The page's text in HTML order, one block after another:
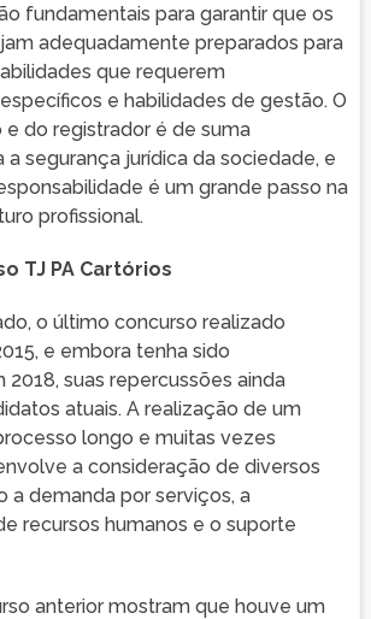
fundamentais para garantir que os
adequadamente preparados para
que requerem
e habilidades de gestão. O
do registrador é de suma
a segurança jurídica da sociedade, e
é um grande passo na
profissional.
TJ PA Cartórios
o último concurso realizado
e embora tenha sido
suas repercussões ainda
atuais. A realização de um
longo e muitas vezes
a consideração de diversos
a demanda por serviços, a
recursos humanos e o suporte
anterior mostram que houve um